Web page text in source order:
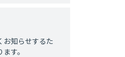
お知らせするた
す。